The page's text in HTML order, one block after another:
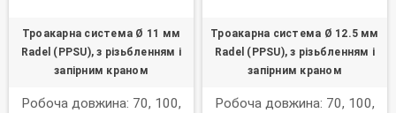
Троакарна система Ø 11 мм
Radel (PPSU), з різьбленням і
запірним краном
Робоча довжина: 70, 100,
Троакарна система Ø 12.5 мм
Radel (PPSU), з різьбленням і
запірним краном
Робоча довжина: 70, 100,